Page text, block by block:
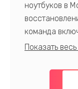
ноутбуков в
команда
предлагаем